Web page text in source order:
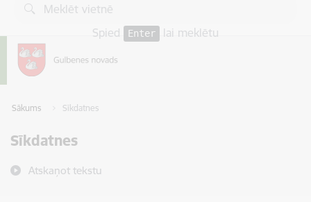
Pāriet uz lapas saturu
Spied
Enter lai meklētu
Sākums Sīkdatnes
Sīkdatnes
Atskaņot tekstu